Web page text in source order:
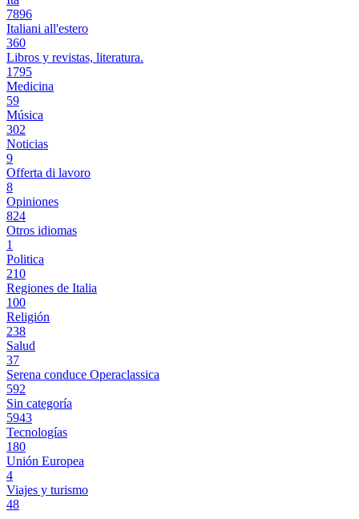
7896
Italiani all'estero
360
Libros y revistas, literatura.
1795
Medicina
59
Música
302
Noticias
9
Offerta di lavoro
8
Opiniones
824
Otros idiomas
1
Politica
210
Regiones de Italia
100
Religión
238
Salud
37
Serena conduce Operaclassica
592
Sin categoría
5943
Tecnologías
180
Unión Europea
4
Viajes y turismo
48